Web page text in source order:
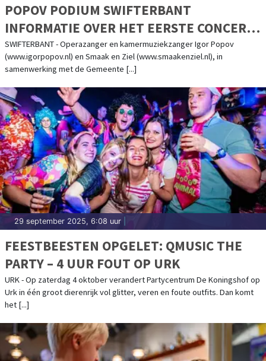
POPOV PODIUM SWIFTERBANT
INFORMATIE OVER HET EERSTE CONCERT
VAN DE TWEEDE SEIZOEN
SWIFTERBANT - Operazanger en kamermuziekzanger Igor Popov
(www.igorpopov.nl) en Smaak en Ziel (www.smaakenziel.nl), in
samenwerking met de Gemeente [...]
29 september 2025, 6:08 uur
FEESTBEESTEN OPGELET: QMUSIC THE
PARTY – 4 UUR FOUT OP URK
URK - Op zaterdag 4 oktober verandert Partycentrum De Koningshof op
Urk in één groot dierenrijk vol glitter, veren en foute outfits. Dan komt
het [...]